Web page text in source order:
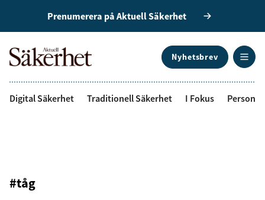
Prenumerera på Aktuell Säkerhet
Nyhetsbrev
Digital Säkerhet Traditionell Säkerhet I Fokus
#tåg